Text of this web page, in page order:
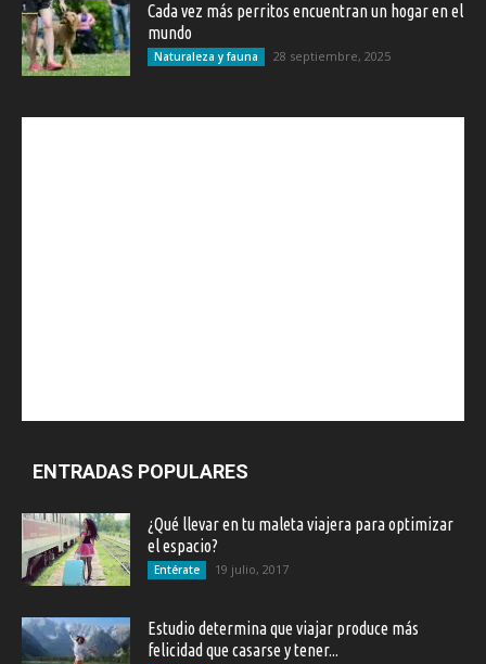
Cada vez más perritos encuentran un hogar en el
mundo
Naturaleza y fauna 28 septiembre, 2025
ENTRADAS POPULARES
¿Qué llevar en tu maleta viajera para optimizar
el espacio?
Entérate 19 julio, 2017
Estudio determina que viajar produce más
felicidad que casarse y tener...